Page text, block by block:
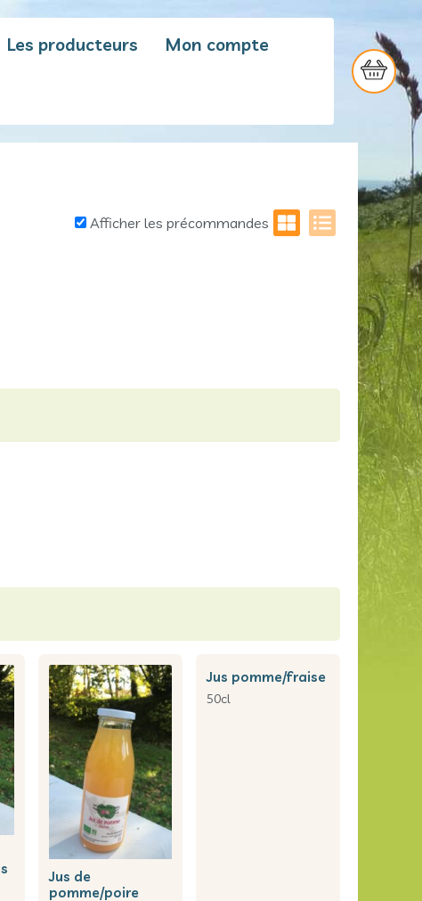
Les producteurs Mon compte
Votre
panier
Afficher les précommandes
jus de
pomme/poire
jus pomme/fraise
50cl